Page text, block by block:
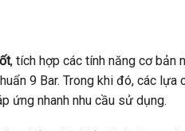
, tích hợp các tính năng cơ bản
9 Bar. Trong khi đó, các lựa
ứng nhanh nhu cầu sử dụng.